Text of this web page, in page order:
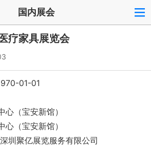
国内展会
疗家具展览会
01-01
（宝安新馆）
心（宝安新馆）
圳聚亿展览服务有限公司